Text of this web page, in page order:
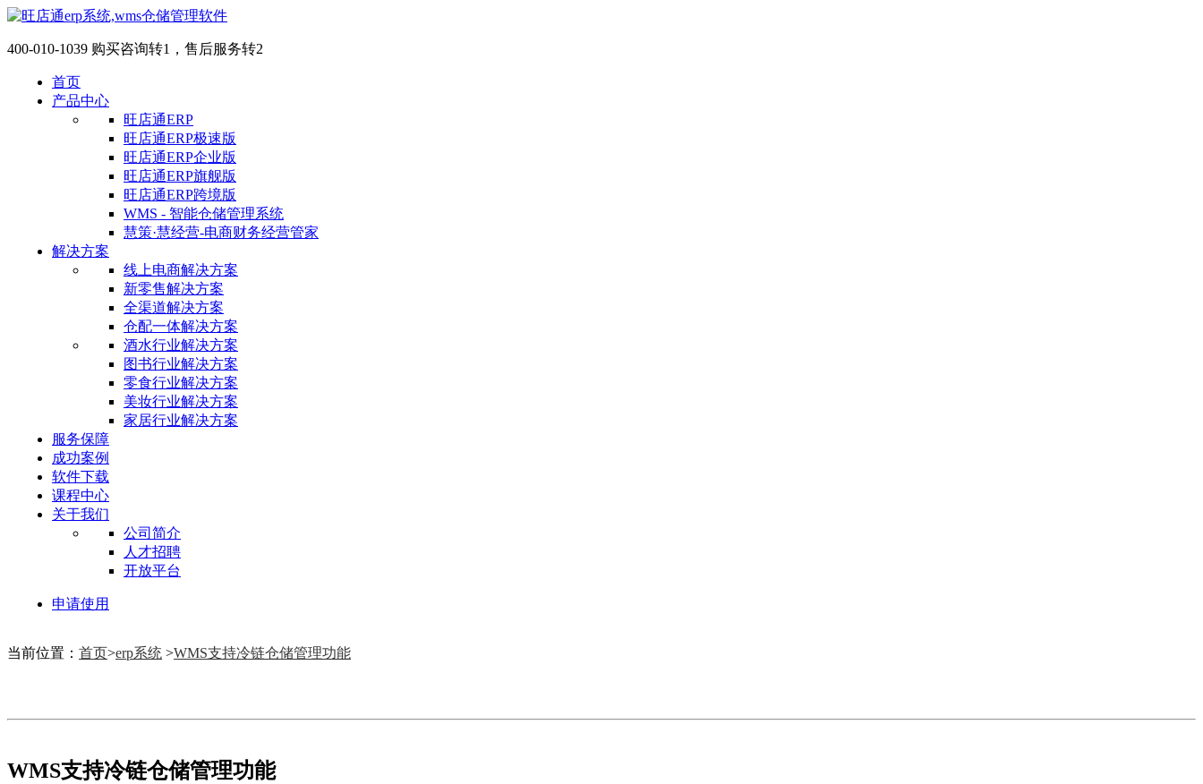
400-010-1039 购买咨询转1，售后服务转2
首页
产品中心
旺店通ERP
旺店通ERP极速版
旺店通ERP企业版
旺店通ERP旗舰版
旺店通ERP跨境版
WMS - 智能仓储管理系统
慧策·慧经营-电商财务经营管家
解决方案
线上电商解决方案
新零售解决方案
全渠道解决方案
仓配一体解决方案
酒水行业解决方案
图书行业解决方案
零食行业解决方案
美妆行业解决方案
家居行业解决方案
服务保障
成功案例
软件下载
课程中心
关于我们
公司简介
人才招聘
开放平台
申请使用
当前位置： 首页>erp系统 >WMS支持冷链仓储管理功能
WMS支持冷链仓储管理功能